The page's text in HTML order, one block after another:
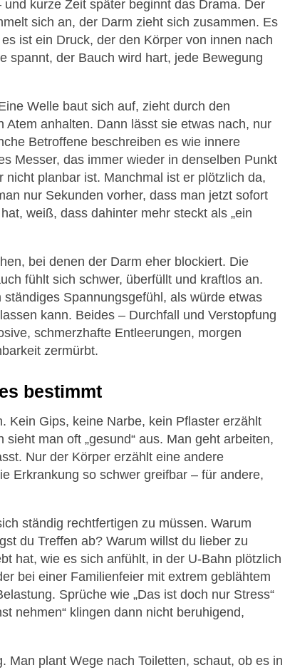
kurze Zeit später beginnt das Drama. Der
sich an, der Darm zieht sich zusammen. Es
ist ein Druck, der den Körper von innen nach
spannt, der Bauch wird hart, jede Bewegung
Welle baut sich auf, zieht durch den
Atem anhalten. Dann lässt sie etwas nach, nur
Betroffene beschreiben es wie innere
Messer, das immer wieder in denselben Punkt
planbar ist. Manchmal ist er plötzlich da,
nur Sekunden vorher, dass man jetzt sofort
weiß, dass dahinter mehr steckt als „ein
bei denen der Darm eher blockiert. Die
fühlt sich schwer, überfüllt und kraftlos an.
Spannungsgefühl, als würde etwas
kann. Beides – Durchfall und Verstopfung
schmerzhafte Entleerungen, morgen
zermürbt.
bestimmt
Kein Gips, keine Narbe, kein Pflaster erzählt
man oft „gesund“ aus. Man geht arbeiten,
Nur der Körper erzählt eine andere
Erkrankung so schwer greifbar – für andere,
ständig rechtfertigen zu müssen. Warum
du Treffen ab? Warum willst du lieber zu
hat, wie es sich anfühlt, in der U-Bahn plötzlich
bei einer Familienfeier mit extrem geblähtem
Sprüche wie „Das ist doch nur Stress“
nehmen“ klingen dann nicht beruhigend,
Man plant Wege nach Toiletten, schaut, ob es in